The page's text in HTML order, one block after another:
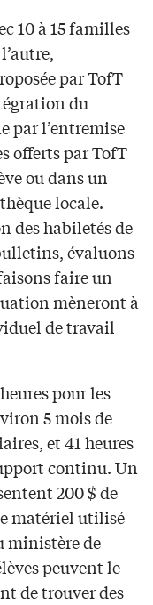
10 à 15 familles
par TofT
du
par l’entremise
offerts par TofT
ou dans un
locale.
des habiletés de
évaluons
faire un
mèneront à
de travail
pour les
5 mois de
et 41 heures
continu. Un
200 $ de
matériel utilisé
ministère de
peuvent le
de trouver des